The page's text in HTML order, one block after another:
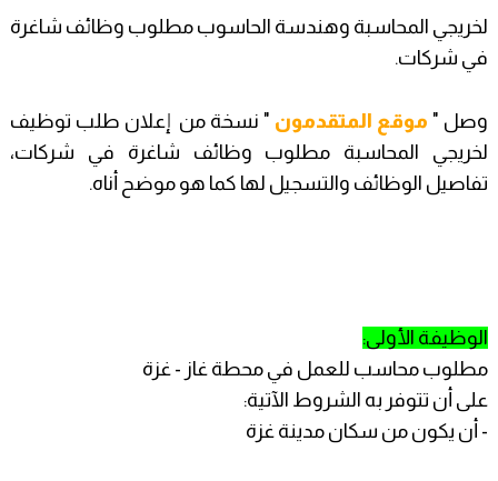
لخريجي المحاسبة وهندسة الحاسوب مطلوب وظائف شاغرة
في شركات.
وصل " موقع المتقدمون " نسخة من إعلان طلب توظيف
لخريجي المحاسبة مطلوب وظائف شاغرة في شركات،
تفاصيل الوظائف والتسجيل لها كما هو موضح أناه.
الوظيفة الأولى:
مطلوب محاسب للعمل في محطة غاز - غزة
على أن تتوفر به الشروط الآتية:
- أن يكون من سكان مدينة غزة